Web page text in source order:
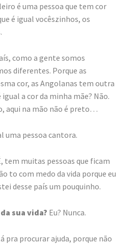
é uma pessoa que tem cor
é igual vocêszinhos, os
como a gente somos
diferentes. Porque as
cor, as Angolanas tem outra
a cor da minha mãe? Não.
aqui na mão não é preto…
uma pessoa cantora.
tem muitas pessoas que ficam
to com medo da vida porque eu
desse país um pouquinho.
sua vida? Eu? Nunca.
pra procurar ajuda, porque não